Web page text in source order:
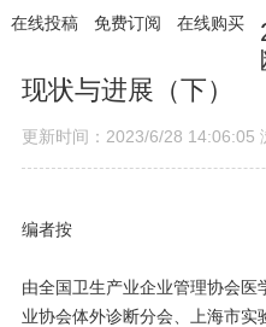
在线投稿 免费订阅 在线购买
现状与进展（下）
更新时间：2023/6/28 14:06:05
编者按
由全国卫生产业企业管理协会
业协会体外诊断分会、上海市